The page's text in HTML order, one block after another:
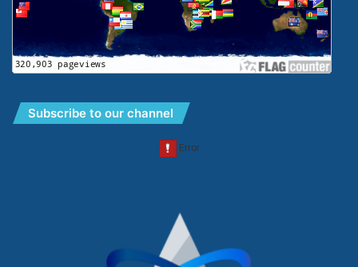
Subscribe to our channel